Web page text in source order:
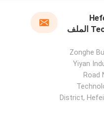
Technology Co., Ltd الملف
301 Zonghe
Yiyan
Road
District,